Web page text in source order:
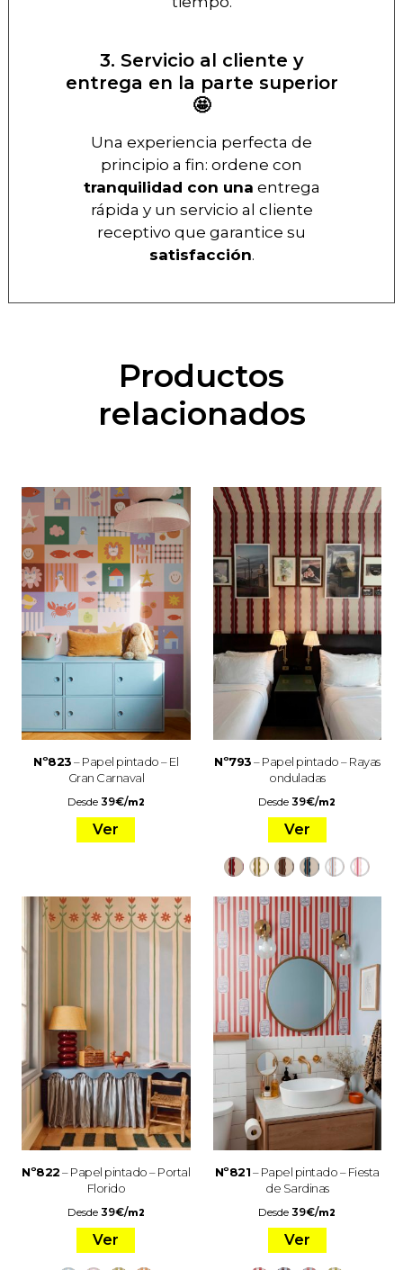
3. Servicio al cliente y
entrega en la parte superior
🤩
Una experiencia perfecta de
principio a fin: ordene con
tranquilidad con una entrega
rápida y un servicio al cliente
receptivo que garantice su
satisfacción.
Productos
relacionados
Nº823– Papel pintado – El
Gran Carnaval
Desde 39€/m2
Ver
Nº793– Papel pintado – Rayas
onduladas
Desde39€/m2
Ver
Nº822– Papel pintado – Portal
Florido
Desde 39€/m2
Ver
Nº821– Papel pintado – Fiesta
de Sardinas
Desde39€/m2
Ver